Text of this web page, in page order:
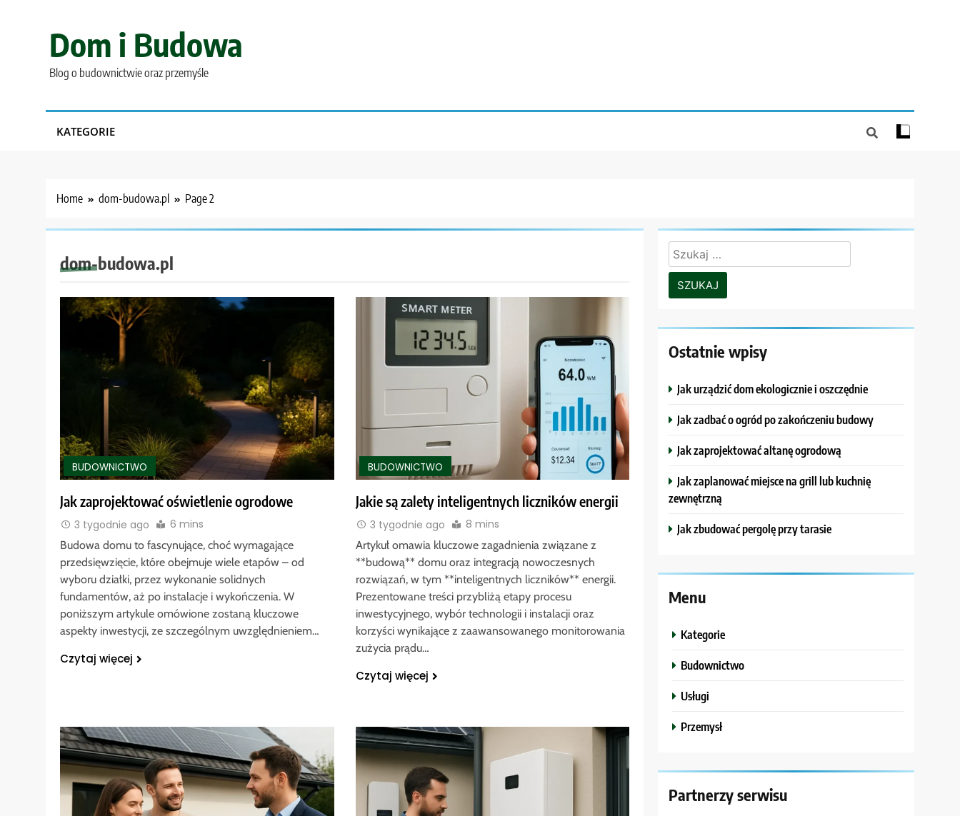
Dom i Budowa
Blog o budownictwie oraz przemyśle
KATEGORIE
Home dom-budowa.pl Page 2
dom-budowa.pl
BUDOWNICTWO
Jak zaprojektować oświetlenie ogrodowe
3 tygodnie ago 6 mins
Budowa domu to fascynujące, choć wymagające
przedsięwzięcie, które obejmuje wiele etapów – od
wyboru działki, przez wykonanie solidnych
fundamentów, aż po instalacje i wykończenia. W
poniższym artykule omówione zostaną kluczowe
aspekty inwestycji, ze szczególnym uwzględnieniem…
Czytaj więcej
BUDOWNICTWO
Jakie są zalety inteligentnych liczników energii
3 tygodnie ago 8 mins
Artykuł omawia kluczowe zagadnienia związane z
**budową** domu oraz integracją nowoczesnych
rozwiązań, w tym **inteligentnych liczników** energii.
Prezentowane treści przybliżą etapy procesu
inwestycyjnego, wybór technologii i instalacji oraz
korzyści wynikające z zaawansowanego monitorowania
zużycia prądu…
Czytaj więcej
Szukaj:
Ostatnie wpisy
Jak urządzić dom ekologicznie i oszczędnie
Jak zadbać o ogród po zakończeniu budowy
Jak zaprojektować altanę ogrodową
Jak zaplanować miejsce na grill lub kuchnię
zewnętrzną
Jak zbudować pergolę przy tarasie
Menu
Kategorie
Budownictwo
Usługi
Przemysł
Partnerzy serwisu